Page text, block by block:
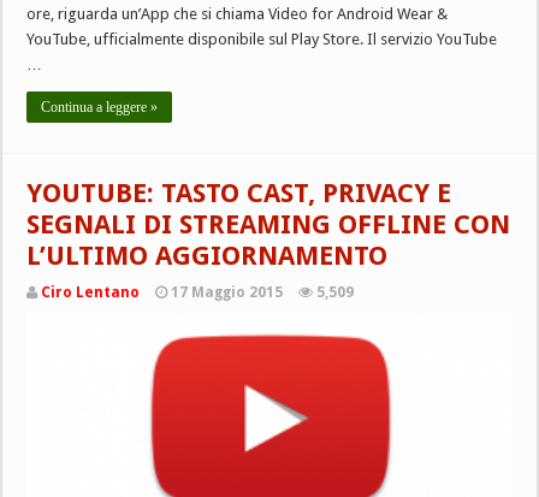
ore, riguarda un’App che si chiama Video for Android Wear &
YouTube, ufficialmente disponibile sul Play Store. Il servizio YouTube
…
Continua a leggere »
YOUTUBE: TASTO CAST, PRIVACY E
SEGNALI DI STREAMING OFFLINE CON
L’ULTIMO AGGIORNAMENTO
Ciro Lentano 17 Maggio 2015 5,509